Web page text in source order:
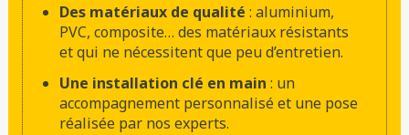
Des matériaux de qualité : aluminium,
PVC, composite… des matériaux résistants
et qui ne nécessitent que peu d’entretien.
Une installation clé en main : un
accompagnement personnalisé et une pose
réalisée par nos experts.